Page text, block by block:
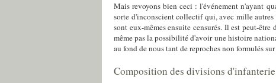
Mais revoyons bien ceci : l'événement n'ayant
sorte d'inconscient collectif qui, avec mille autres
sont eux-mêmes ensuite censurés. Il est peut-
même pas la possibilité d'avoir une histoire
au fond de nous tant de reproches non formulés
Composition des divisions